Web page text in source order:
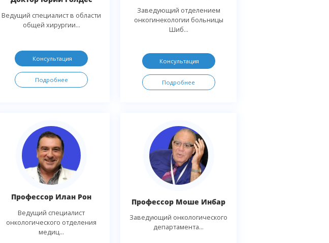
Ведущий специалист в области
общей хирургии...
Консультация
Подробнее
Заведующий отделением
онкогинекологии больницы
Шиб...
Консультация
Подробнее
Профессор Илан Рон
Ведущий специалист
онкологического отделения
медиц...
Профессор Моше Инбар
Заведующий онкологического
департамента...